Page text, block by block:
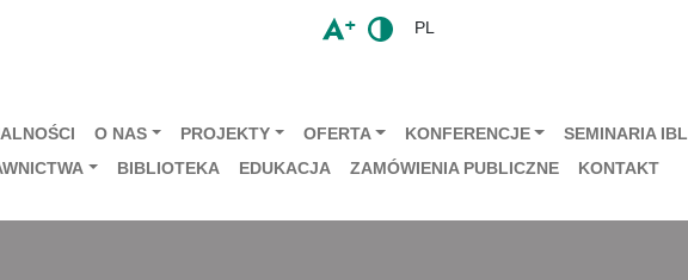
PL
O NAS PROJEKTY OFERTA KONFERENCJE
SEMINARIA IBL
BIBLIOTEKA EDUKACJA ZAMÓWIENIA PUBLICZNE KONTAKT